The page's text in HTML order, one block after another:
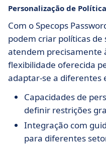
Personalização de
Com o Specops
podem criar políticas
atendem precisamente
flexibilidade oferecida
adaptar-se a diferentes
Capacidades de
definir restrições
Integração com
para diferentes